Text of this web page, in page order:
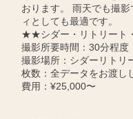
おります。 雨天でも撮
ィとしても最適です。
★★シダー・リトリート
撮影所要時間：30分程度
撮影場所：シダーリトリ
枚数：全データをお渡し
費用：¥25,000〜